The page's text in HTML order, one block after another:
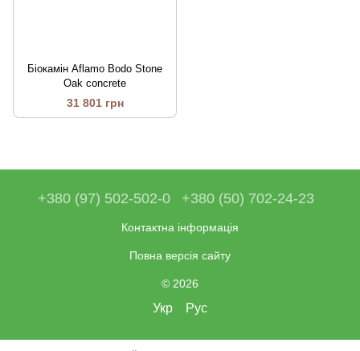
Біокамін Aflamo Bodo Stone
Oak concrete
31 801 грн
+380 (97) 502-502-0 +380 (50) 702-24-23
Контактна інформація
Повна версія сайту
© 2026
Укр Рус